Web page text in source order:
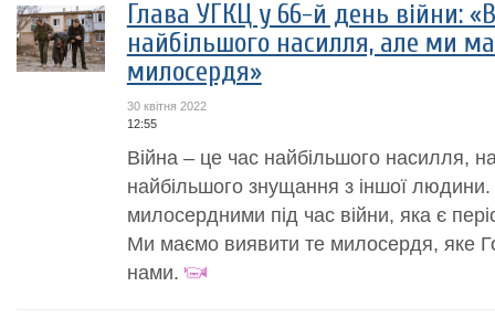
Глава УГКЦ у 66-й день війни:
найбільшого насилля, але ми
милосердя»
30 квітня 2022
12:55
Війна – це час найбільшого насилля,
найбільшого знущання з іншої
милосердними під час війни, яка є
Ми маємо виявити те милосердя, яке
нами.